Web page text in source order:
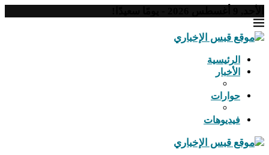
الرئيسية
الأخبار
حوارات
فيديوهات